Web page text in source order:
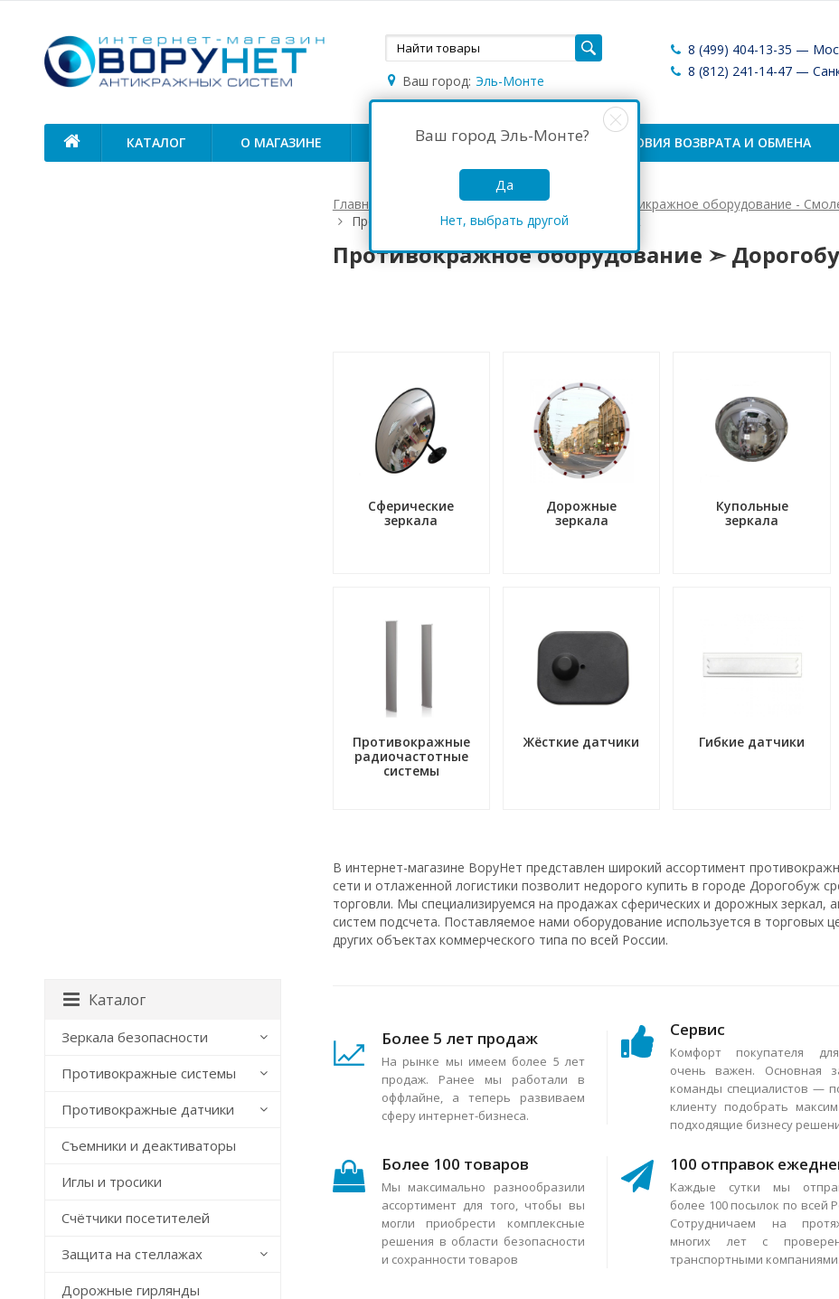
Ваш город: Эль-Монте
Ваш город Эль-Монте?
Да
Нет, выбрать другой
8 (499) 404-13-35 —
8 (812) 241-14-47 —
КАТАЛОГ О МАГАЗИНЕ ОПЛАТА И ДОСТАВКА УСЛОВИЯ ВОЗВРАТА И ОБМЕНА
Главная Антикражные системы России
Антикражное оборудование -
Противокражное оборудование ➣ Дорогобуж
Противокражное оборудование ➣
Сферические
зеркала
Дорожные
зеркала
Купольные
зеркала
Противокражные
радиочастотные
системы
Жёсткие датчики Гибкие датчики
В интернет-магазине ВоруНет представлен широкий ассортимент
сети и отлаженной логистики позволит недорого купить в городе Дорогобуж
торговли. Мы специализируемся на продажах сферических и дорожных
систем подсчета. Поставляемое нами оборудование используется в торговых
других объектах коммерческого типа по всей России.
Более 5 лет продаж
На рынке мы имеем более 5 лет
продаж. Ранее мы работали в
оффлайне, а теперь развиваем
сферу интернет-бизнеса.
Сервис
Комфорт покупателя
очень важен. Основная
команды специалистов —
клиенту подобрать
подходящие бизнесу
Более 100 товаров
Мы максимально разнообразили
ассортимент для того, чтобы вы
могли приобрести комплексные
решения в области безопасности
и сохранности товаров
100 отправок
Каждые сутки мы
более 100 посылок по всей
Сотрудничаем на
многих лет с
транспортными компаниями.
Каталог
Зеркала безопасности
Противокражные системы
Противокражные датчики
Съемники и деактиваторы
Иглы и тросики
Счётчики посетителей
Защита на стеллажах
Дорожные гирлянды